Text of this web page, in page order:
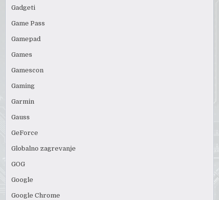
Gadgeti
Game Pass
Gamepad
Games
Gamescon
Gaming
Garmin
Gauss
GeForce
Globalno zagrevanje
GOG
Google
Google Chrome